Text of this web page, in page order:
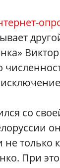
со
не только
При